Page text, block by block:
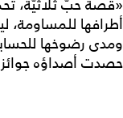
«قصة حبّ ثلاثيَّة،
أطرافها للمساومة،
ومدى رضوخها
حصدت أصداؤه جوائز